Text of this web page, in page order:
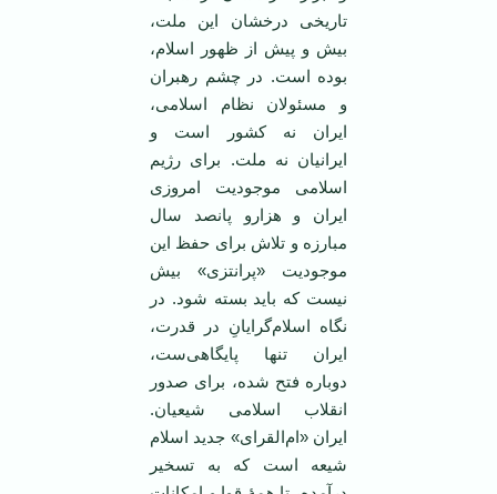
تاریخی درخشان این ملت،
بیش و پیش از ظهور اسلام،
بوده است. در چشم رهبران
و مسئولان نظام اسلامی،
ایران نه کشور است و
ایرانیان نه ملت. برای رژیم
اسلامی موجودیت امروزی
ایران و هزارو پانصد سال
مبارزه و تلاش برای حفظ این
موجودیت «پرانتزی» بیش
نیست که باید بسته شود. در
نگاه اسلام‌گرایانِ در قدرت،
ایران تنها پایگاهی‌ست،
دوباره فتح شده، برای صدور
انقلاب اسلامی شیعیان.
ایران «ام‌القرای» جدید اسلام
شیعه‌ است که به تسخیر